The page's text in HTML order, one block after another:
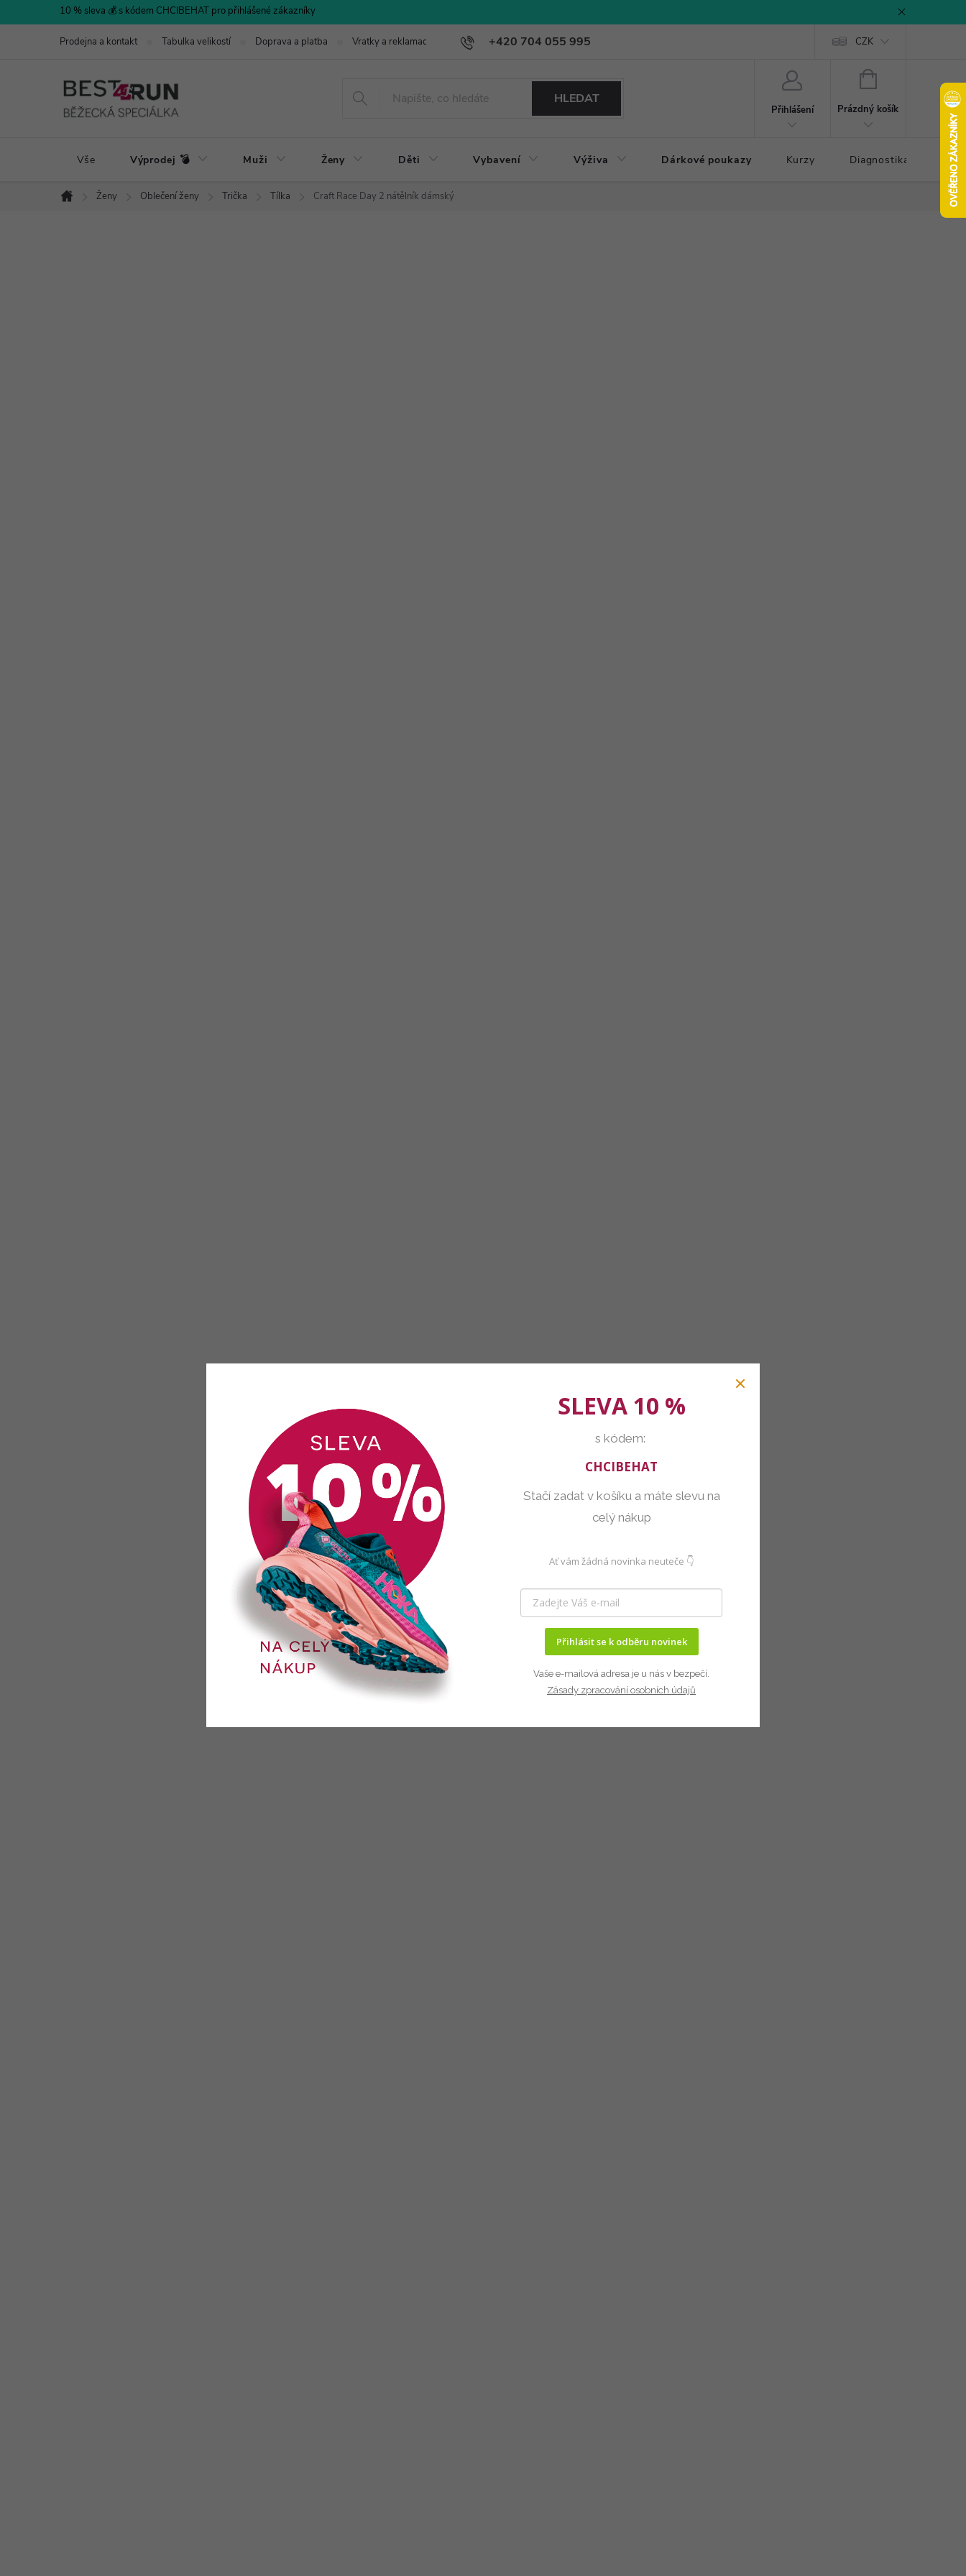
na
10 % sleva 💰 s kódem CHCIBEHAT pro přihlášené zákazníky
+420 704 055 995
Prodejna a kontakt Tabulka velikostí Doprava a platba Vratky a reklamace CZK
HLEDAT
Přihlášení
NÁKUPNÍ
Prázdný košík
Vše Výprodej 💣 Muži Ženy Děti Vybavení Výživa Dárkové poukazy Kurzy Diagnostika došlapu
Domů
Ženy Oblečení ženy Trička Tílka Craft Race Day 2 nátělník dámský
SLEVA 10 %
s kódem:
CHCIBEHAT
Stačí zadat v košíku a máte slevu na
celý nákup
Ať vám žádná novinka neuteče 👇
Přihlásit se k odběru novinek
Vaše e-mailová adresa je u nás v bezpečí.
Zásady zpracování osobních údajů